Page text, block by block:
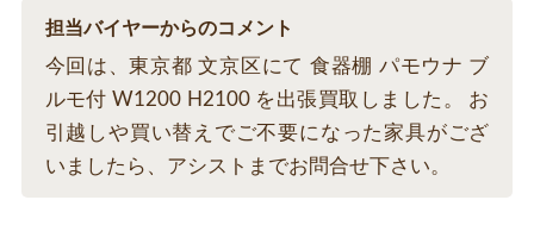
担当バイヤーからのコメント
今回は、東京都 文京区にて 食器棚 パモウナ ブ
ルモ付 W1200 H2100 を出張買取しました。 お
引越しや買い替えでご不要になった家具がござ
いましたら、アシストまでお問合せ下さい。